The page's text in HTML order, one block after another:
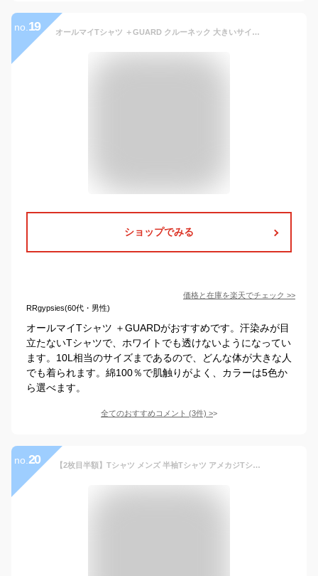
no. 19 オールマイTシャツ ＋GUARD クルーネック 大きいサイズ ビッグサイズ Big メンズ 半袖Tシャツ 半袖 Tシャツ 汗染み軽減 汗染み対策 綿100％ 無地 インナー 透けない ホワイト グレー ダークグレー ブラック ネイビー 2L 3L 4L 5L 6L 7L 8L 9L 10L 相当 B＆T CLUB
ショップでみる
価格と在庫を楽天でチェック >>
RRgypsies(60代・男性)
オールマイTシャツ ＋GUARDがおすすめです。汗染みが目
立たないTシャツで、ホワイトでも透けないようになってい
ます。10L相当のサイズまであるので、どんな体が大きな人
でも着られます。綿100％で肌触りがよく、カラーは5色か
ら選べます。
全てのおすすめコメント (3件) >
no. 20 【2枚目半額】Tシャツ メンズ 半袖Tシャツ アメカジTシャツ カレッジ ロゴ プリント ティーシャツ クルーネック サーフ ロゴT メンズファッション 吸汗速乾 ドライメッシュ素材 ポリエステル 白 ホワイト ネイビー 大きいサイズ 夏 1000円ぽっきり